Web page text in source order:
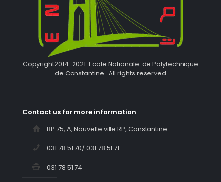
Copyright2014-2021. Ecole Nationale de Polytechnique
de Constantine . All rights reserved
Contact us for more information
BP 75, A, Nouvelle ville RP, Constantine.
031 78 51 70/ 031 78 51 71
031 78 51 74